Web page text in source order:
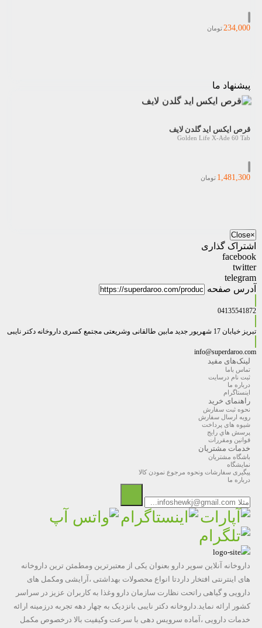
234,000تومان
پیشنهاد ما
قرص ایکس اید گلدن لایف
Golden Life X-Ade 60 Tab
1,481,300 تومان
×
Close
اشتراک گذاری
facebook
twitter
telegram
آدرس صفحه
04135541872
تبریز خیابان 17 شهریور جدید مابین طالقانی وشریعتی مجتمع کسری داروخانه دکتر نایبی
info@superdaroo.com
لینک‌های مفید
تماس باما
ثبت نام درسایت
درباره ما
اینستاگرام
راهنمای خرید
نحوه ثبت سفارش
رویه ارسال سفارش
شیوه های پرداخت
پرسش هاي رايج
قوانین ومقررات
خدمات مشتریان
باشگاه مشتریان
نمایشگاه
پیگیری سفارشات ونحوه مرجوع نمودن کالا
درباره ما
داروخانه آنلاین سوپر دارو بعنوان یکی از معتبرترین ومطمئن ترین داروخانه
های اینترنتی افتخار داردتا انواع محصولات بهداشتی ،آرایشی ومکمل های
دارویی و گیاهی راتحت نظارت سازمان دارو وغذا به کاربران عزیز در سراسر
کشور ارائه نماید.داروخانه دکتر نایبی بانزدیک به چهار دهه تجربه درزمینه ارائه
خدمات دارویی ،آماده سرویس دهی با سرعت وکیفیت بالا درخصوص مکمل